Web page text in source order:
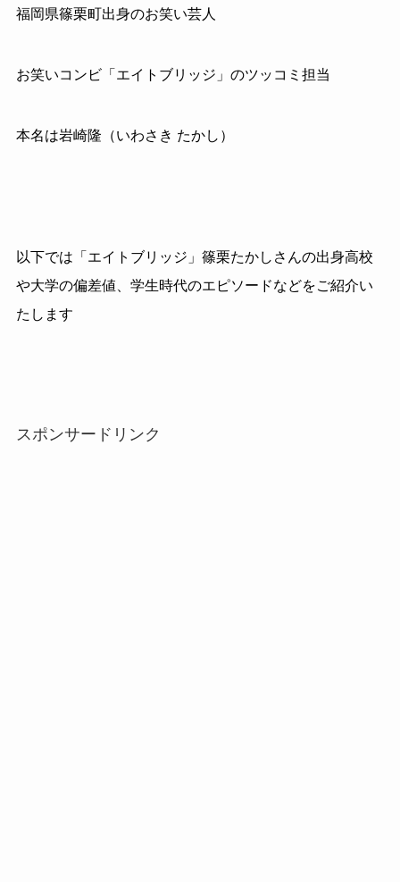
福岡県篠栗町出身のお笑い芸人
お笑いコンビ「エイトブリッジ」のツッコミ担当
本名は岩崎隆（いわさき たかし）
以下では「エイトブリッジ」篠栗たかしさんの出身高校
や大学の偏差値、学生時代のエピソードなどをご紹介い
たします
スポンサードリンク